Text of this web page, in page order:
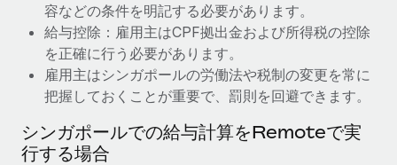
容などの条件を明記する必要があります。
給与控除：雇用主はCPF拠出金および所得税の控除
を正確に行う必要があります。
雇用主はシンガポールの労働法や税制の変更を常に
把握しておくことが重要で、罰則を回避できます。
シンガポールでの給与計算をRemoteで実
行する場合